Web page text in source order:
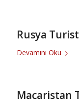
Rusya
Devamını Oku
Macaristan